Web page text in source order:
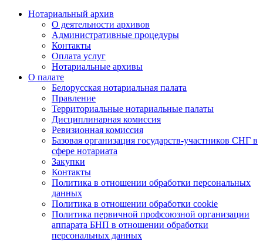
Нотариальный архив
О деятельности архивов
Административные процедуры
Контакты
Оплата услуг
Нотариальные архивы
О палате
Белорусская нотариальная палата
Правление
Территориальные нотариальные палаты
Дисциплинарная комиссия
Ревизионная комиссия
Базовая организация государств-участников СНГ в
сфере нотариата
Закупки
Контакты
Политика в отношении обработки персональных
данных
Политика в отношении обработки cookie
Политика первичной профсоюзной организации
аппарата БНП в отношении обработки
персональных данных